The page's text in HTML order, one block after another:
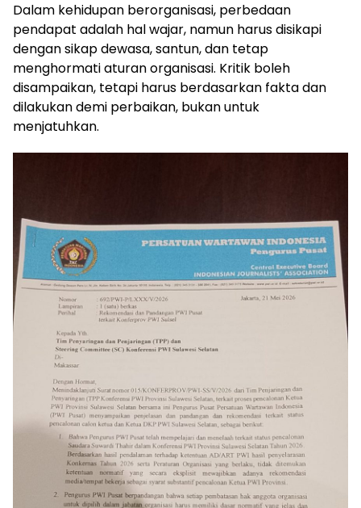
Dalam kehidupan berorganisasi, perbedaan
pendapat adalah hal wajar, namun harus disikapi
dengan sikap dewasa, santun, dan tetap
menghormati aturan organisasi. Kritik boleh
disampaikan, tetapi harus berdasarkan fakta dan
dilakukan demi perbaikan, bukan untuk
menjatuhkan.